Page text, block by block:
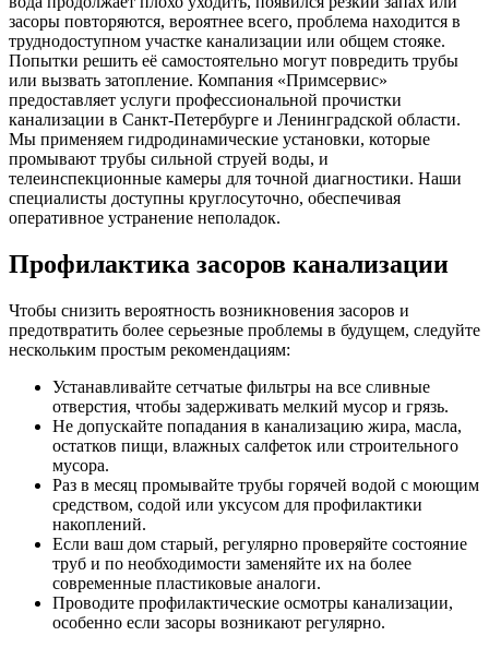
засоры повторяются, вероятнее всего, проблема находится в
труднодоступном участке канализации или общем стояке.
Попытки решить её самостоятельно могут повредить трубы
или вызвать затопление. Компания «Примсервис»
предоставляет услуги профессиональной прочистки
канализации в Санкт-Петербурге и Ленинградской области.
Мы применяем гидродинамические установки, которые
промывают трубы сильной струей воды, и
телеинспекционные камеры для точной диагностики. Наши
специалисты доступны круглосуточно, обеспечивая
оперативное устранение неполадок.
Профилактика засоров канализации
Чтобы снизить вероятность возникновения засоров и
предотвратить более серьезные проблемы в будущем, следуйте
нескольким простым рекомендациям:
Устанавливайте сетчатые фильтры на все сливные
отверстия, чтобы задерживать мелкий мусор и грязь.
Не допускайте попадания в канализацию жира, масла,
остатков пищи, влажных салфеток или строительного
мусора.
Раз в месяц промывайте трубы горячей водой с моющим
средством, содой или уксусом для профилактики
накоплений.
Если ваш дом старый, регулярно проверяйте состояние
труб и по необходимости заменяйте их на более
современные пластиковые аналоги.
Проводите профилактические осмотры канализации,
особенно если засоры возникают регулярно.